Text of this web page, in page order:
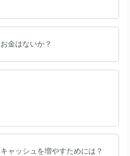
金はないか？
ャッシュを増やすためには？